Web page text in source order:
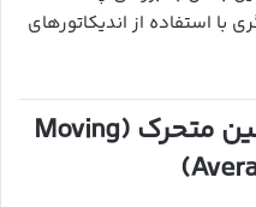
با استفاده از اندیکاتورهای
1. استراتژی کراس میانگین متحرک (Moving